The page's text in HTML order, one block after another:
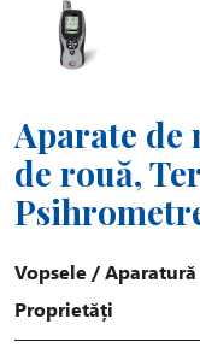
Aparate de
de rouă,
Vopsele /
Proprietăți